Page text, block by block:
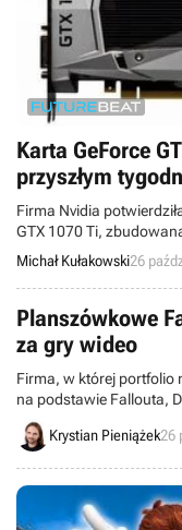
Karta GeForce
przyszłym
Firma Nvidia
GTX 1070 Ti,
zadebiutuje w
układ będzie plasował
1070.
Michał Kułakowski26
Planszówkowe
za gry wideo
Firma, w której portfolio
na podstawie Fallouta,
przygodę z tworzeniem
zespołu stanął Tim
Krystian Pieniążek26